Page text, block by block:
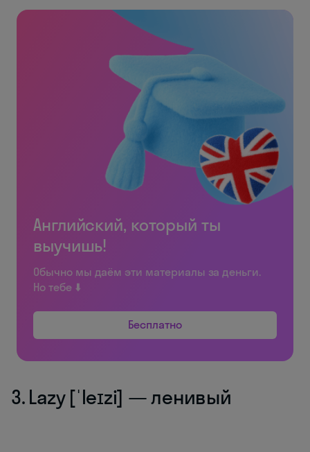
Английский, который ты
выучишь!
Обычно мы даём эти материалы за деньги.
Но тебе ⬇️
Бесплатно
3. Lazy [ˈleɪzi] — ленивый